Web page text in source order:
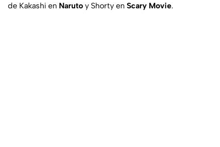
de Kakashi en Naruto y Shorty en Scary Movie.